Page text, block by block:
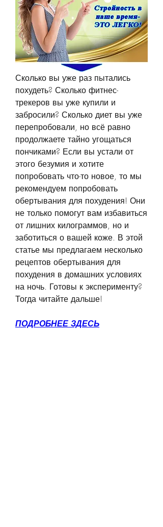
Сколько вы уже раз пытались
похудеть? Сколько фитнес-
трекеров вы уже купили и
забросили? Сколько диет вы уже
перепробовали, но всё равно
продолжаете тайно угощаться
пончиками? Если вы устали от
этого безумия и хотите
попробовать что-то новое, то мы
рекомендуем попробовать
обертывания для похудения! Они
не только помогут вам избавиться
от лишних килограммов, но и
заботиться о вашей коже. В этой
статье мы предлагаем несколько
рецептов обертывания для
похудения в домашних условиях
на ночь. Готовы к эксперименту?
Тогда читайте дальше!
ПОДРОБНЕЕ ЗДЕСЬ